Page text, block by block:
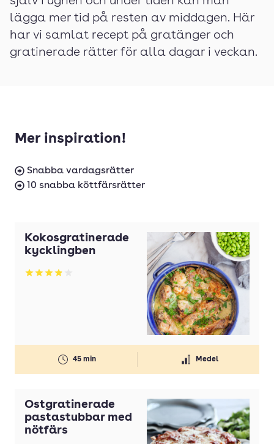
lägga mer tid på resten av middagen. Här
har vi samlat recept på gratänger och
gratinerade rätter för alla dagar i veckan.
Mer inspiration!
Snabba vardagsrätter
10 snabba köttfärsrätter
Kokosgratinerade
kycklingben
Betyg: 3.91 av 5
45 min Medel
Ostgratinerade
pastastubbar med
nötfärs